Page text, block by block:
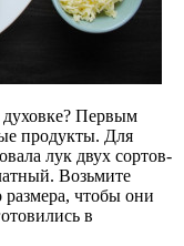
Первым
продукты. Для
лук двух сортов-
Возьмите
чтобы они
в